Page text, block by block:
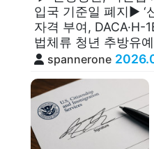
입국 기준일 폐지▶ ‘
자격 부여, DACA·H-
법체류 청년 추방유
spannerone